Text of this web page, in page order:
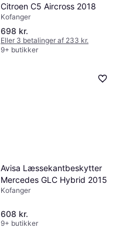
Citroen C5 Aircross 2018
Kofanger
698 kr.
Eller 3 betalinger af 233 kr.
9+ butikker
Avisa Læssekantbeskytter
Mercedes GLC Hybrid 2015
Kofanger
608 kr.
9+ butikker